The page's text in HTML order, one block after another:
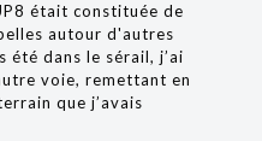
était constituée de
autour d'autres
été dans le sérail, j’ai
voie, remettant en
que j’avais